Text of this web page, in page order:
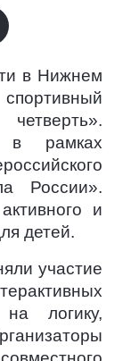
в Нижнем
в рамках
России».
и
детей.
участие
логику,